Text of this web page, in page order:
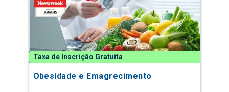
Taxa de Inscrição Gratuita
Obesidade e Emagrecimento